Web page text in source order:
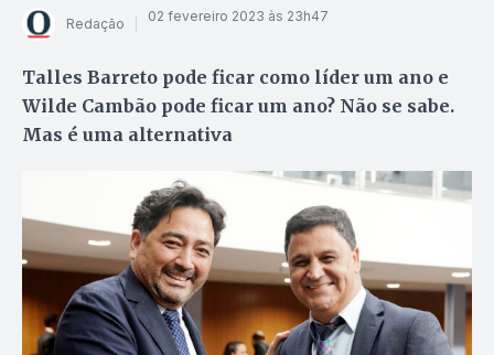
Redação 02 fevereiro 2023 às 23h47
Talles Barreto pode ficar como líder um ano e
Wilde Cambão pode ficar um ano? Não se sabe.
Mas é uma alternativa